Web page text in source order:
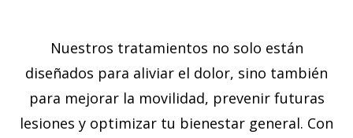
Nuestros tratamientos no solo están
diseñados para aliviar el dolor, sino también
para mejorar la movilidad, prevenir futuras
lesiones y optimizar tu bienestar general. Con